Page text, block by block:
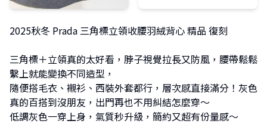
2025秋冬 Prada 三角標立領收腰羽絨背心 精品 復刻
三角標＋立領真的太好看，脖子視覺拉長又防風，腰帶鬆鬆
繫上就能變換不同造型，
隨便搭毛衣、襯衫、西裝外套都行，層次感直接滿分！灰色
真的百搭到沒朋友，出門再也不用糾結怎麼穿～
低調灰色一穿上身，氣質秒升級，簡約又超有份量感～